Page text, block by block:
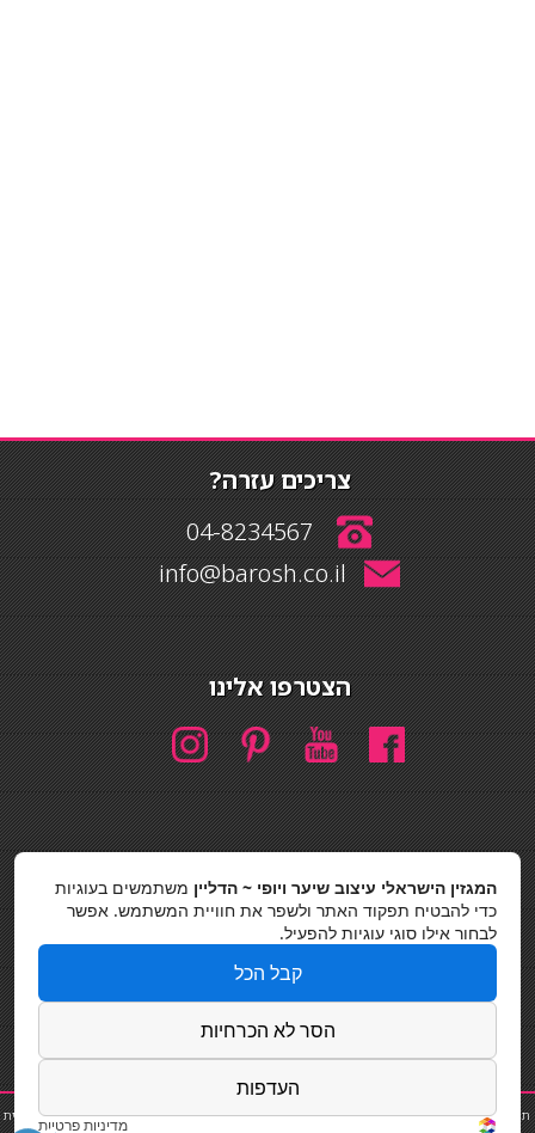
צריכים עזרה?
04-8234567
info@barosh.co.il
הצטרפו אלינו
חיפוש
כסאות בר
תוספת שיער|נייל סטודיו|תוספות שיער|שפים פרטיים|קוסמטיקאית|פאות|קורס בניית
המגזין הישראלי עיצוב שיער ויופי ~ הדליין משתמשים בעוגיות
כדי להבטיח תפקוד האתר ולשפר את חוויית המשתמש. אפשר
לבחור אילו סוגי עוגיות להפעיל.
קבל הכל
הסר לא הכרחיות
העדפות
מדיניות פרטיות